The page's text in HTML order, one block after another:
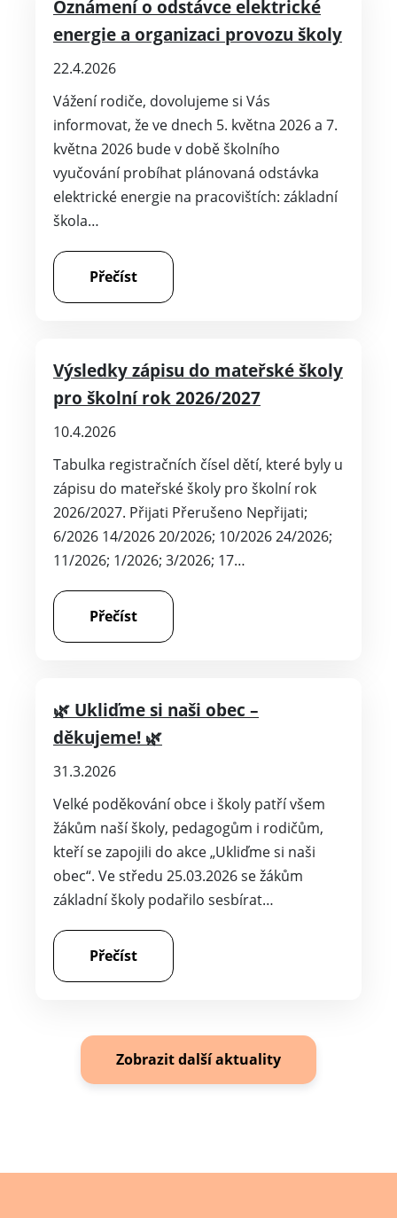
Oznámení o odstávce elektrické
energie a organizaci provozu školy
22.4.2026
Vážení rodiče, dovolujeme si Vás
informovat, že ve dnech 5. května 2026 a 7.
května 2026 bude v době školního
vyučování probíhat plánovaná odstávka
elektrické energie na pracovištích: základní
škola…
Přečíst
Výsledky zápisu do mateřské školy
pro školní rok 2026/2027
10.4.2026
Tabulka registračních čísel dětí, které byly u
zápisu do mateřské školy pro školní rok
2026/2027. Přijati Přerušeno Nepřijati;
6/2026 14/2026 20/2026; 10/2026 24/2026;
11/2026; 1/2026; 3/2026; 17…
Přečíst
🌿 Ukliďme si naši obec –
děkujeme! 🌿
31.3.2026
Velké poděkování obce i školy patří všem
žákům naší školy, pedagogům i rodičům,
kteří se zapojili do akce „Ukliďme si naši
obec“. Ve středu 25.03.2026 se žákům
základní školy podařilo sesbírat…
Přečíst
Zobrazit další aktuality